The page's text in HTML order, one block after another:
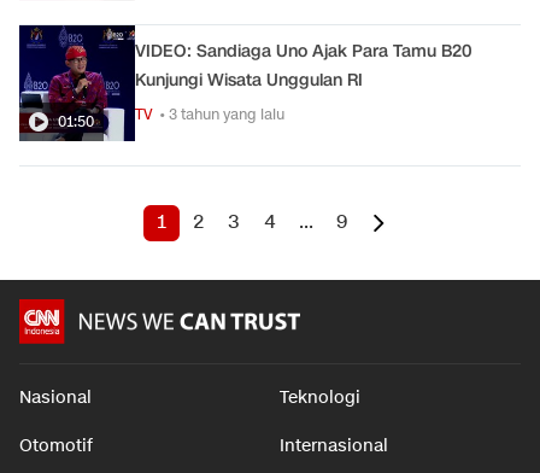
01:50
VIDEO: Sandiaga Uno Ajak Para Tamu B20
Kunjungi Wisata Unggulan RI
TV • 3 tahun yang lalu
1 2 3 4 ... 9
Nasional Teknologi
Otomotif Internasional